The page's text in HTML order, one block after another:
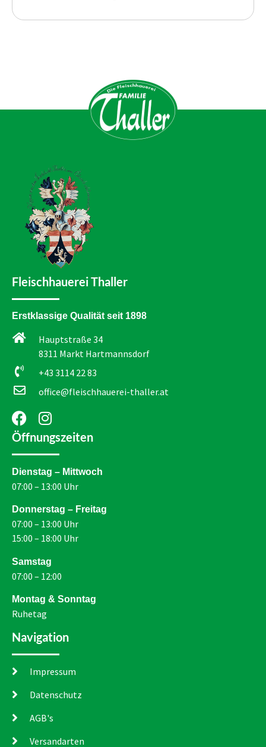
Fleischhauerei Thaller
Erstklassige Qualität seit 1898
Hauptstraße 34
8311 Markt Hartmannsdorf
+43 3114 22 83
office@fleischhauerei-thaller.at
Öffnungszeiten
Dienstag – Mittwoch
07:00 – 13:00 Uhr
Donnerstag – Freitag
07:00 – 13:00 Uhr
15:00 – 18:00 Uhr
Samstag
07:00 – 12:00
Montag & Sonntag
Ruhetag
Navigation
Impressum
Datenschutz
AGB's
Versandarten